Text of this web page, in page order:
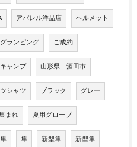
アパレル洋品店 ヘルメット
グランピング ご成約
キャンプ 山形県 酒田市
シャツ ブラック グレー
まれ 夏用グローブ
隼 隼 新型隼 新型隼